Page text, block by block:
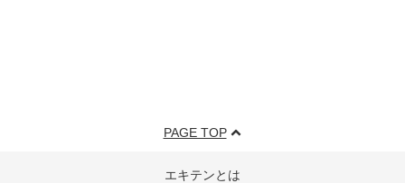
PAGE TOP
エキテンとは